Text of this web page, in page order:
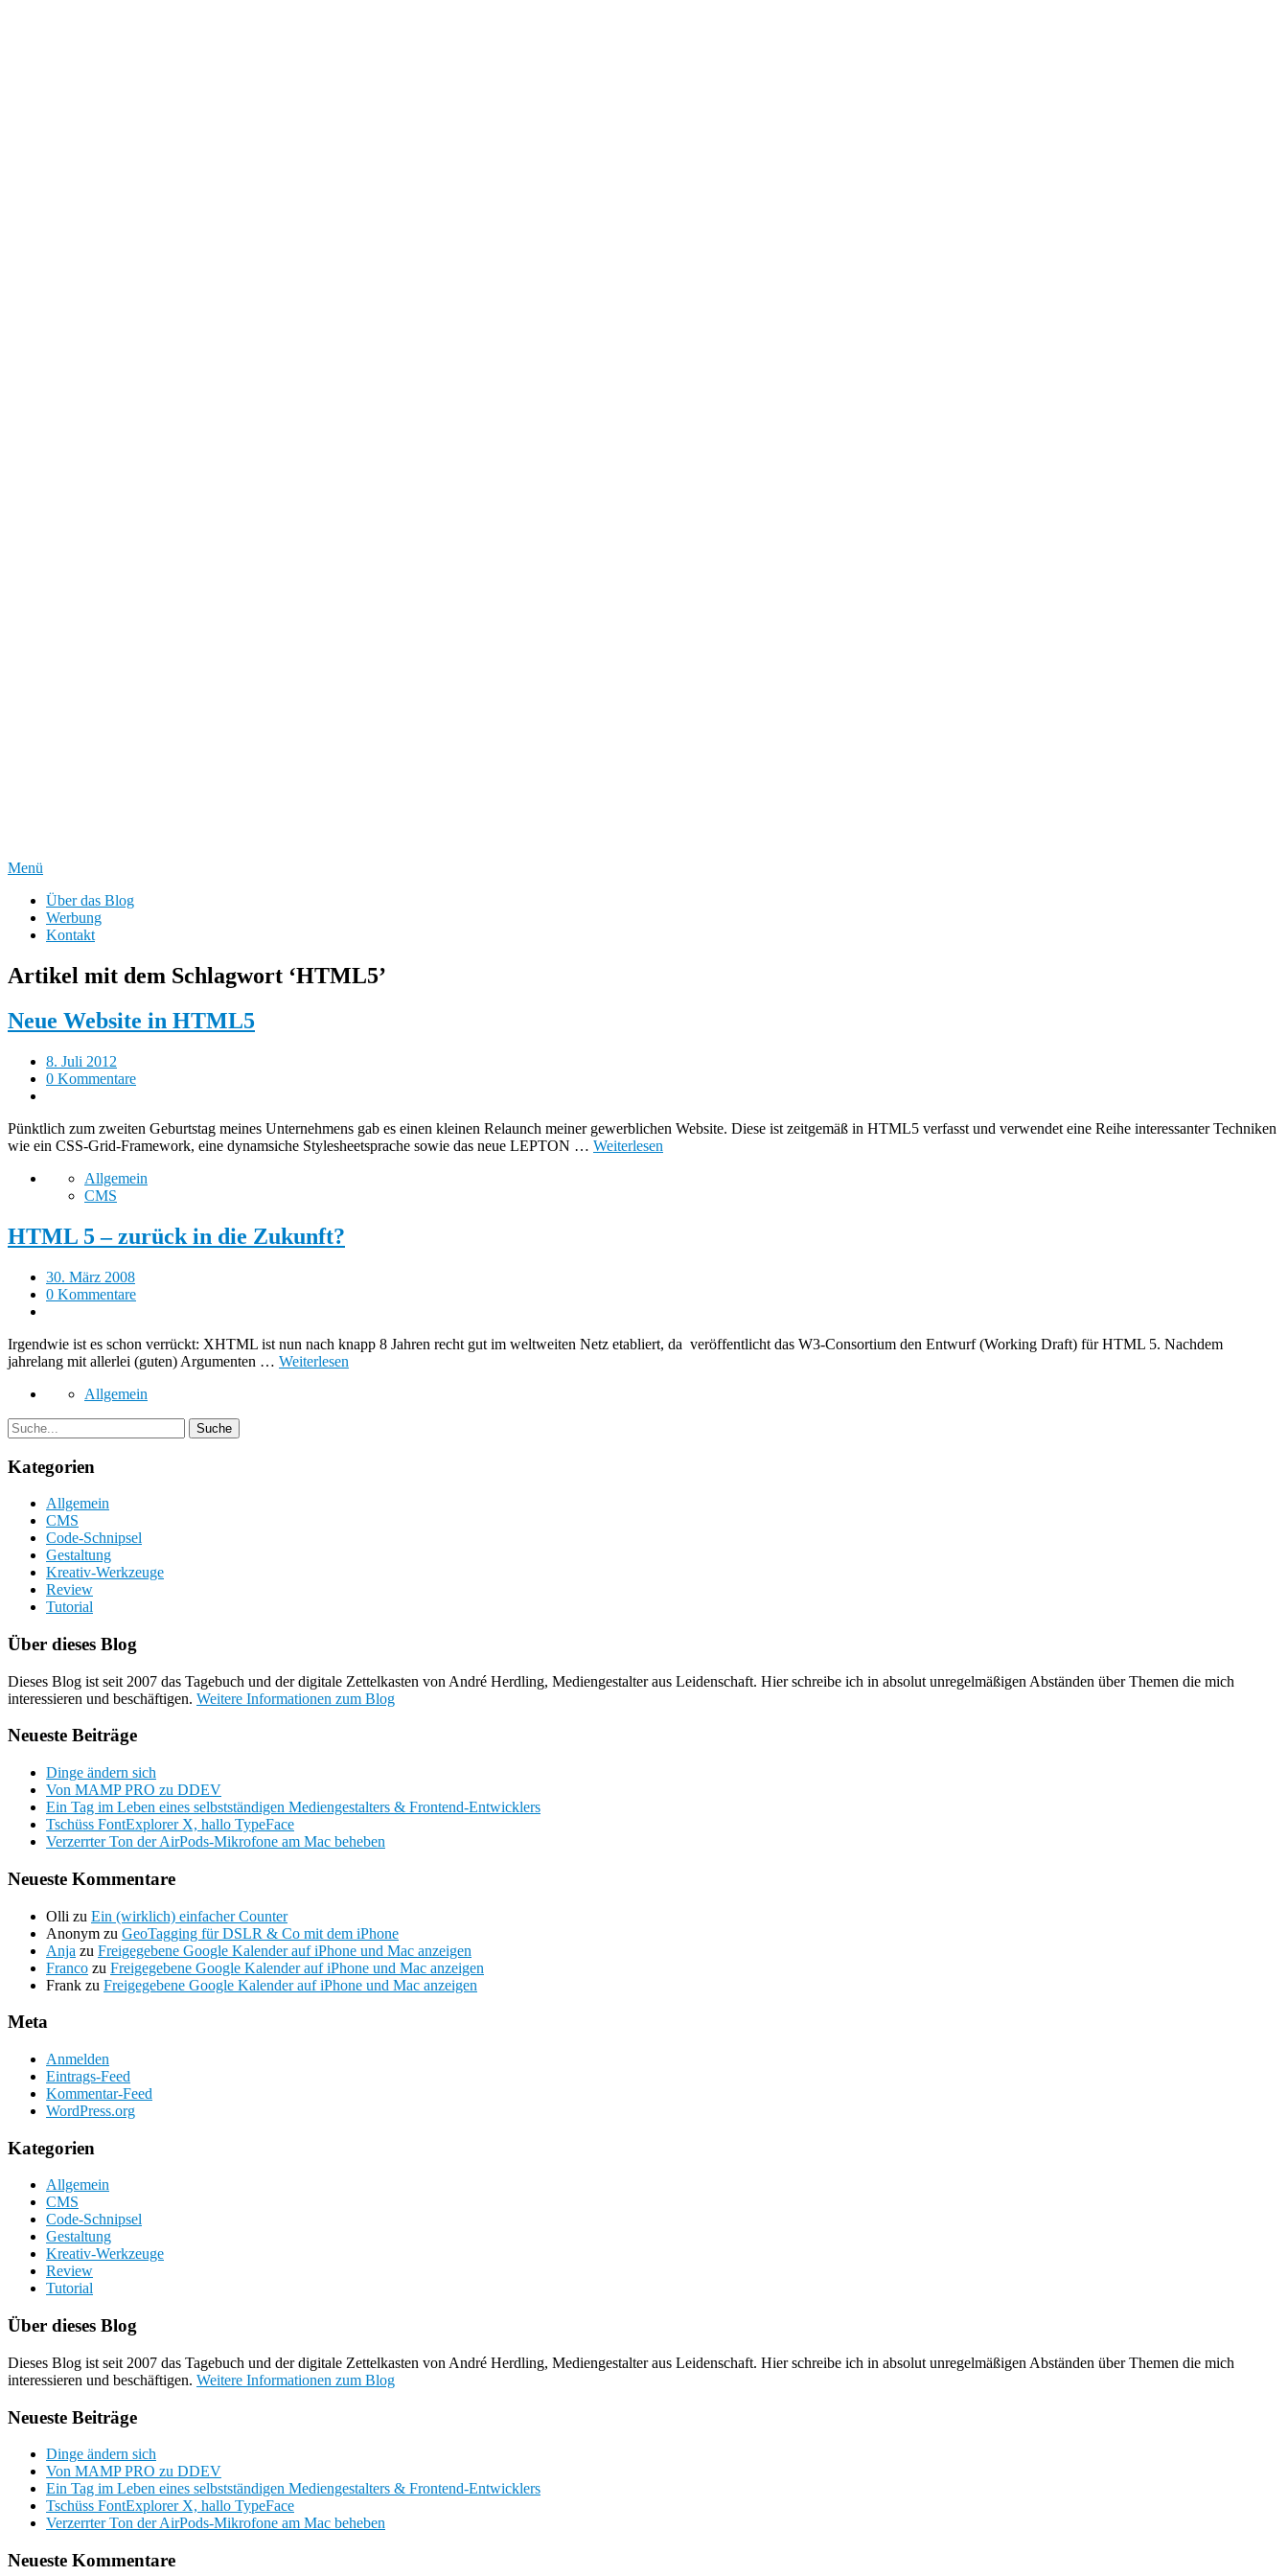
Menü
Über das Blog
Werbung
Kontakt
Artikel mit dem Schlagwort ‘HTML5’
Neue Website in HTML5
8. Juli 2012
0 Kommentare
Pünktlich zum zweiten Geburtstag meines Unternehmens gab es einen kleinen Relaunch meiner gewerblichen Website. Diese ist zeitgemäß in HTML5 verfasst und verwendet eine Reihe interessanter Techniken
wie ein CSS-Grid-Framework, eine dynamsiche Stylesheetsprache sowie das neue LEPTON … Weiterlesen
Allgemein
CMS
HTML 5 – zurück in die Zukunft?
30. März 2008
0 Kommentare
Irgendwie ist es schon verrückt: XHTML ist nun nach knapp 8 Jahren recht gut im weltweiten Netz etabliert, da veröffentlicht das W3-Consortium den Entwurf (Working Draft) für HTML 5. Nachdem
jahrelang mit allerlei (guten) Argumenten … Weiterlesen
Allgemein
Kategorien
Allgemein
CMS
Code-Schnipsel
Gestaltung
Kreativ-Werkzeuge
Review
Tutorial
Über dieses Blog
Dieses Blog ist seit 2007 das Tagebuch und der digitale Zettelkasten von André Herdling, Mediengestalter aus Leidenschaft. Hier schreibe ich in absolut unregelmäßigen Abständen über Themen die mich
interessieren und beschäftigen. Weitere Informationen zum Blog
Neueste Beiträge
Dinge ändern sich
Von MAMP PRO zu DDEV
Ein Tag im Leben eines selbstständigen Mediengestalters & Frontend-Entwicklers
Tschüss FontExplorer X, hallo TypeFace
Verzerrter Ton der AirPods-Mikrofone am Mac beheben
Neueste Kommentare
Olli zu Ein (wirklich) einfacher Counter
Anonym zu GeoTagging für DSLR & Co mit dem iPhone
Anja zu Freigegebene Google Kalender auf iPhone und Mac anzeigen
Franco zu Freigegebene Google Kalender auf iPhone und Mac anzeigen
Frank zu Freigegebene Google Kalender auf iPhone und Mac anzeigen
Meta
Anmelden
Eintrags-Feed
Kommentar-Feed
WordPress.org
Kategorien
Allgemein
CMS
Code-Schnipsel
Gestaltung
Kreativ-Werkzeuge
Review
Tutorial
Über dieses Blog
Dieses Blog ist seit 2007 das Tagebuch und der digitale Zettelkasten von André Herdling, Mediengestalter aus Leidenschaft. Hier schreibe ich in absolut unregelmäßigen Abständen über Themen die mich
interessieren und beschäftigen. Weitere Informationen zum Blog
Neueste Beiträge
Dinge ändern sich
Von MAMP PRO zu DDEV
Ein Tag im Leben eines selbstständigen Mediengestalters & Frontend-Entwicklers
Tschüss FontExplorer X, hallo TypeFace
Verzerrter Ton der AirPods-Mikrofone am Mac beheben
Neueste Kommentare